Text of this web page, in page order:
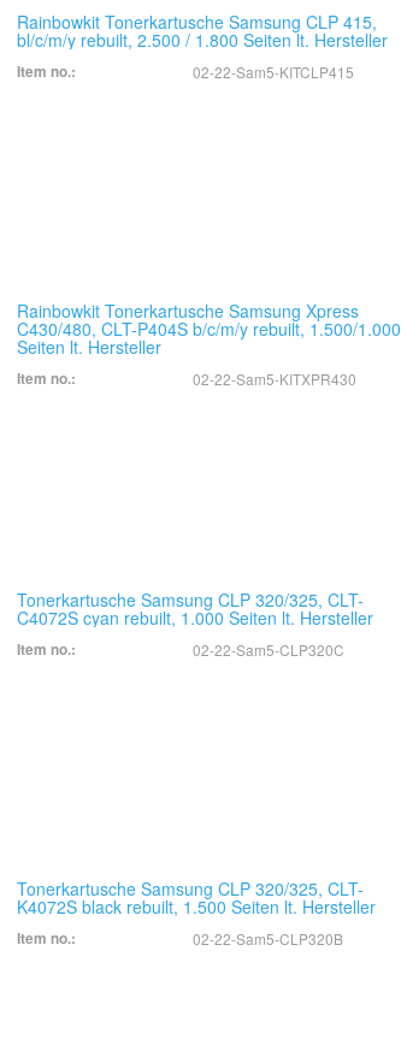
Rainbowkit Tonerkartusche Samsung CLP 415,
bl/c/m/y rebuilt, 2.500 / 1.800 Seiten lt. Hersteller
Item no.: 02-22-Sam5-KITCLP415
Rainbowkit Tonerkartusche Samsung Xpress
C430/480, CLT-P404S b/c/m/y rebuilt, 1.500/1.000
Seiten lt. Hersteller
Item no.: 02-22-Sam5-KITXPR430
Tonerkartusche Samsung CLP 320/325, CLT-
C4072S cyan rebuilt, 1.000 Seiten lt. Hersteller
Item no.: 02-22-Sam5-CLP320C
Tonerkartusche Samsung CLP 320/325, CLT-
K4072S black rebuilt, 1.500 Seiten lt. Hersteller
Item no.: 02-22-Sam5-CLP320B